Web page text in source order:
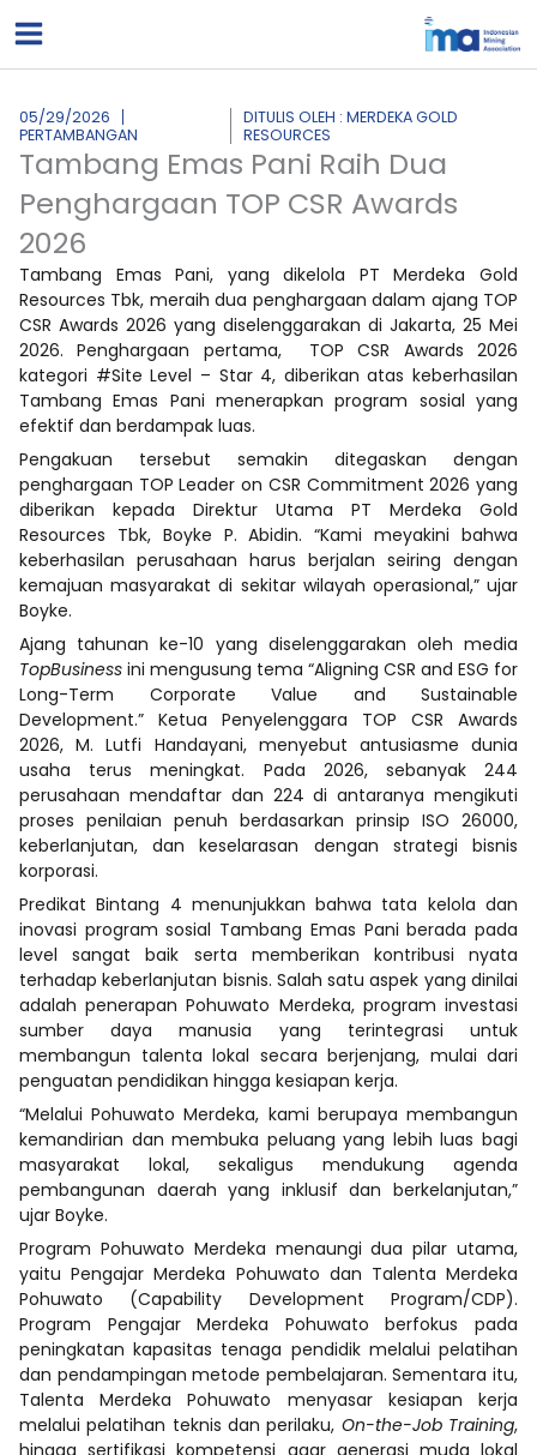
ke
05/29/2026
PERTAMBANGAN
DITULIS OLEH : MERDEKA GOLD
RESOURCES
Tambang Emas Pani Raih Dua
Penghargaan TOP CSR Awards
2026
Tambang Emas Pani, yang dikelola PT Merdeka Gold
Resources Tbk, meraih dua penghargaan dalam ajang TOP
CSR Awards 2026 yang diselenggarakan di Jakarta, 25 Mei
2026. Penghargaan pertama, TOP CSR Awards 2026
kategori #Site Level – Star 4, diberikan atas keberhasilan
Tambang Emas Pani menerapkan program sosial yang
efektif dan berdampak luas.
Pengakuan tersebut semakin ditegaskan dengan
penghargaan TOP Leader on CSR Commitment 2026 yang
diberikan kepada Direktur Utama PT Merdeka Gold
Resources Tbk, Boyke P. Abidin. “Kami meyakini bahwa
keberhasilan perusahaan harus berjalan seiring dengan
kemajuan masyarakat di sekitar wilayah operasional,” ujar
Boyke.
Ajang tahunan ke-10 yang diselenggarakan oleh media
TopBusiness ini mengusung tema “Aligning CSR and ESG for
Long-Term Corporate Value and Sustainable
Development.” Ketua Penyelenggara TOP CSR Awards
2026, M. Lutfi Handayani, menyebut antusiasme dunia
usaha terus meningkat. Pada 2026, sebanyak 244
perusahaan mendaftar dan 224 di antaranya mengikuti
proses penilaian penuh berdasarkan prinsip ISO 26000,
keberlanjutan, dan keselarasan dengan strategi bisnis
korporasi.
Predikat Bintang 4 menunjukkan bahwa tata kelola dan
inovasi program sosial Tambang Emas Pani berada pada
level sangat baik serta memberikan kontribusi nyata
terhadap keberlanjutan bisnis. Salah satu aspek yang dinilai
adalah penerapan Pohuwato Merdeka, program investasi
sumber daya manusia yang terintegrasi untuk
membangun talenta lokal secara berjenjang, mulai dari
penguatan pendidikan hingga kesiapan kerja.
“Melalui Pohuwato Merdeka, kami berupaya membangun
kemandirian dan membuka peluang yang lebih luas bagi
masyarakat lokal, sekaligus mendukung agenda
pembangunan daerah yang inklusif dan berkelanjutan,”
ujar Boyke.
Program Pohuwato Merdeka menaungi dua pilar utama,
yaitu Pengajar Merdeka Pohuwato dan Talenta Merdeka
Pohuwato (Capability Development Program/CDP).
Program Pengajar Merdeka Pohuwato berfokus pada
peningkatan kapasitas tenaga pendidik melalui pelatihan
dan pendampingan metode pembelajaran. Sementara itu,
Talenta Merdeka Pohuwato menyasar kesiapan kerja
melalui pelatihan teknis dan perilaku, On-the-Job Training,
hingga sertifikasi kompetensi agar generasi muda lokal